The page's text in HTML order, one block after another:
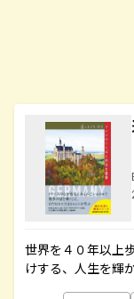
世界を４０年以上
けする、人生を輝